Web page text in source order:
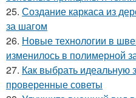
25. Создание каркаса из
за шагом
26. Новые технологии в
изменилось в полимерной
27. Как выбрать идеальную
проверенные советы